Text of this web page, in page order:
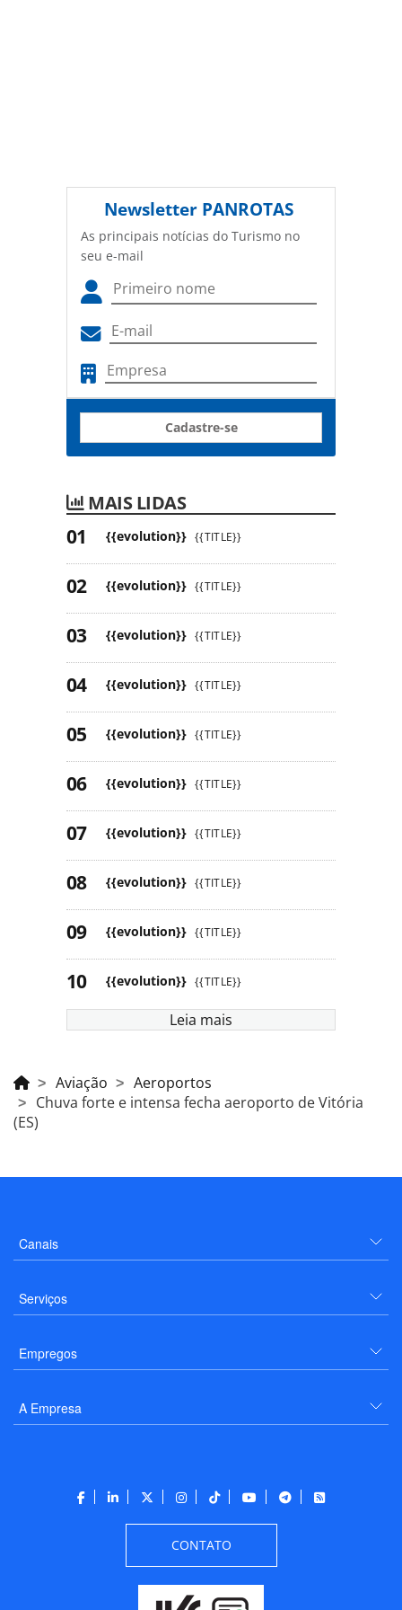
Newsletter PANROTAS
As principais notícias do Turismo no
seu e-mail
Cadastre-se
MAIS LIDAS
{{evolution}} {{TITLE}}
{{evolution}} {{TITLE}}
{{evolution}} {{TITLE}}
{{evolution}} {{TITLE}}
{{evolution}} {{TITLE}}
{{evolution}} {{TITLE}}
{{evolution}} {{TITLE}}
{{evolution}} {{TITLE}}
{{evolution}} {{TITLE}}
{{evolution}} {{TITLE}}
Leia mais
Aviação
Aeroportos
Chuva forte e intensa fecha aeroporto de Vitória
(ES)
Canais
Serviços
Empregos
A Empresa
CONTATO